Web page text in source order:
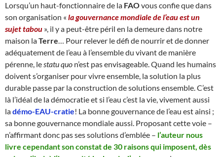
Lorsqu’un haut-fonctionnaire de la FAOvous confie que dans
son organisation « la gouvernance mondiale de l’eau est un
sujet tabou », il y a peut-être péril en la demeure dans notre
maison laTerre… Pour relever le défi de nourrir et de donner
adéquatement de l’eau à l’ensemble du vivant de manière
pérenne, lestatu quo n’est pas envisageable. Quand les humains
doivent s’organiser pour vivre ensemble, la solution la plus
durable passe par la construction de solutions ensemble. C’est
là l’idéal de la démocratie et si l’eau c’est la vie, vivement aussi
ladémo-EAU-cratie! La bonne gouvernance de l’eau est ainsi ;
sa bonne gouvernance mondiale aussi. Proposant cette voie –
n’affirmant donc pas ses solutions d’emblée – l’auteur nous
livre cependant son constat de 30 raisons qui imposent, dès